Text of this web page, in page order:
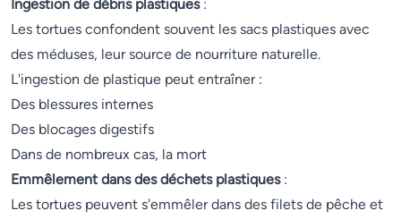
Ingestion de débris plastiques:
Les tortues confondent souvent les sacs plastiques avec
des méduses, leur source de nourriture naturelle.
L'ingestion de plastique peut entraîner :
Des blessures internes
Des blocages digestifs
Dans de nombreux cas, la mort
Emmêlement dans des déchets plastiques:
Les tortues peuvent s'emmêler dans des filets de pêche et